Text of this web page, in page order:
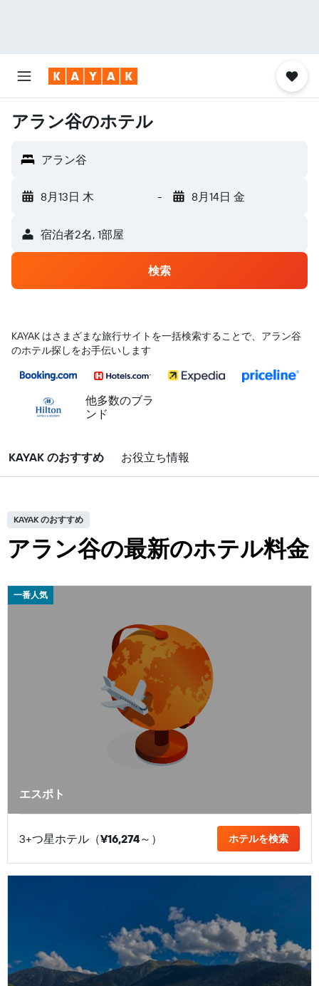
アラン谷のホテル
アラン谷
8月13日 木 - 8月14日 金
宿泊者2名, 1​部屋
検索
KAYAK はさまざまな旅行サイトを一括検索することで、アラン谷
のホテル探しをお手伝いします
他多数のブラ
ンド
KAYAK のおすすめ お役立ち情報
KAYAK のおすすめ
アラン谷の最新のホテル料金
一番人気
エスポト
3+つ星ホテル（¥16,274​～） ホテルを検索